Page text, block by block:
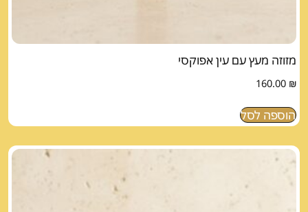
מזוזה מעץ עם עין אפוקסי
160.00 ₪
הוספה לסל